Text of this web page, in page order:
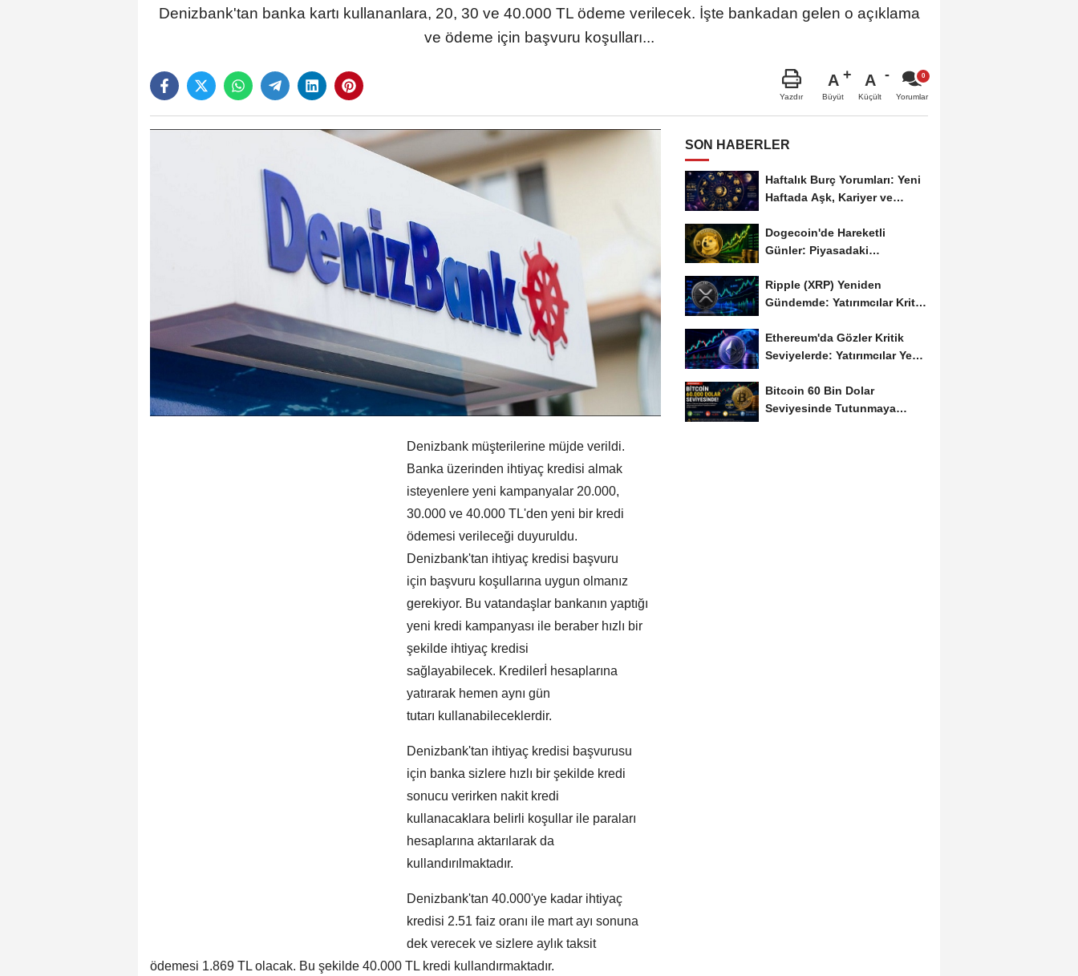
Denizbank'tan banka kartı kullananlara, 20, 30 ve 40.000 TL ödeme verilecek. İşte bankadan gelen o açıklama
ve ödeme için başvuru koşulları...
Yazdır
A
Büyüt
A
Küçült Yorumlar
Denizbank müşterilerine müjde verildi.
Banka üzerinden ihtiyaç kredisi almak
isteyenlere yeni kampanyalar 20.000,
30.000 ve 40.000 TL'den yeni bir kredi
ödemesi verileceği duyuruldu.
Denizbank'tan ihtiyaç kredisi başvuru
için başvuru koşullarına uygun olmanız
gerekiyor. Bu vatandaşlar bankanın yaptığı
yeni kredi kampanyası ile beraber hızlı bir
şekilde ihtiyaç kredisi
sağlayabilecek. Kredilerİ hesaplarına
yatırarak hemen aynı gün
tutarı kullanabileceklerdir.
Denizbank'tan ihtiyaç kredisi başvurusu
için banka sizlere hızlı bir şekilde kredi
sonucu verirken nakit kredi
kullanacaklara belirli koşullar ile paraları
hesaplarına aktarılarak da
kullandırılmaktadır.
Denizbank'tan 40.000'ye kadar ihtiyaç
kredisi 2.51 faiz oranı ile mart ayı sonuna
dek verecek ve sizlere aylık taksit
ödemesi 1.869 TL olacak. Bu şekilde 40.000 TL kredi kullandırmaktadır.
SON HABERLER
Haftalık Burç Yorumları: Yeni
Haftada Aşk, Kariyer ve
Dogecoin'de Hareketli
Günler: Piyasadaki
de...
Ripple (XRP) Yeniden
Gündemde: Yatırımcılar Kritik
Ethereum'da Gözler Kritik
Seviyelerde: Yatırımcılar Yeni
Bitcoin 60 Bin Dolar
Seviyesinde Tutunmaya